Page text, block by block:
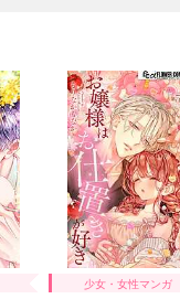
カート
試し読み
カート
少女・女性マンガ